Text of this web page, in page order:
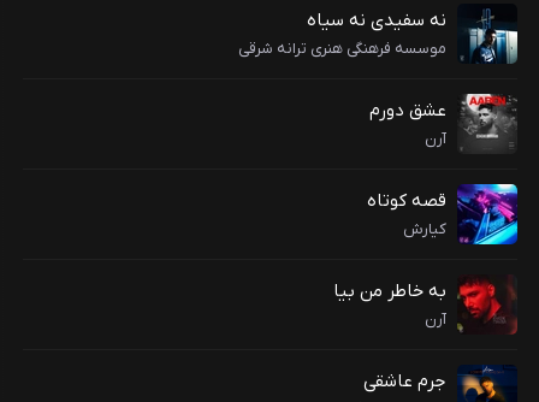
نه سفیدی نه سیاه
موسسه فرهنگی هنری ترانه شرقی
عشق دورم
آرن
قصه کوتاه
کیارش
به خاطر من بیا
آرن
جرم عاشقی